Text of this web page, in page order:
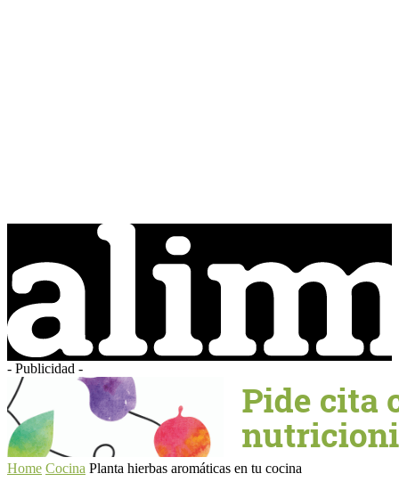
- Publicidad -
Home Cocina Planta hierbas aromáticas en tu cocina